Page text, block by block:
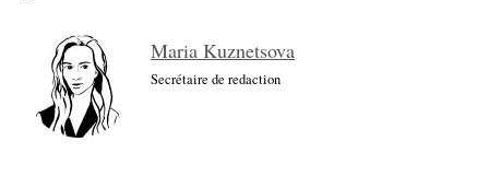
Maria Kuznetsova
Secrétaire de redaction